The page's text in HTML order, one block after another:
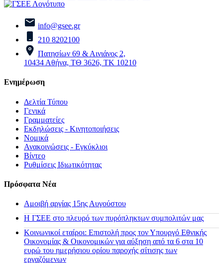
info@gsee.gr
210 8202100
Πατησίων 69 & Αινιάνος 2,
10434 Αθήνα, ΤΘ 3626, ΤΚ 10210
Ενημέρωση
Δελτία Τύπου
Γενικά
Γραμματείες
Εκδηλώσεις - Κινητοποιήσεις
Νομικά
Ανακοινώσεις - Εγκύκλιοι
Βίντεο
Ρυθμίσεις Ιδιωτικότητας
Πρόσφατα Νέα
Αμοιβή αργίας 15ης Αυγούστου
H ΓΣΕΕ στο πλευρό των πυρόπληκτων συμπολιτών μας
Κοινωνικοί εταίροι: Επιστολή προς τον Υπουργό Εθνικής
Οικονομίας & Οικονομικών για αύξηση από τα 6 στα 10
ευρώ του ημερήσιου ορίου παροχής σίτισης των
εργαζόμενων